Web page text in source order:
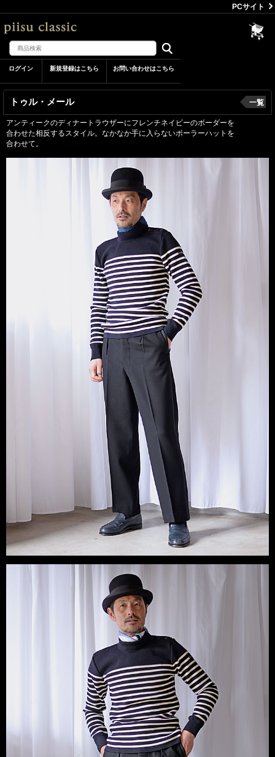
PCサイト
ログイン 新規登録はこちら お問い合わせはこちら
トゥル・メール
アンティークのディナートラウザーにフレンチネイビーのボーダーを
合わせた相反するスタイル。なかなか手に入らないボーラーハットを
合わせて。
一覧